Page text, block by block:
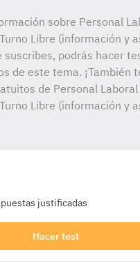
sobre Personal
Libre (información y
suscribes, podrás hacer
de este tema. ¡También
de Personal Laboral
Libre (información y
justificadas
Hacer test